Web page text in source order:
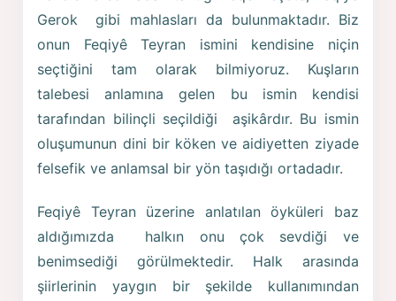
Gerok gibi mahlasları da bulunmaktadır. Biz
onun Feqiyê Teyran ismini kendisine niçin
seçtiğini tam olarak bilmiyoruz. Kuşların
talebesi anlamına gelen bu ismin kendisi
tarafından bilinçli seçildiği aşikârdır. Bu ismin
oluşumunun dini bir köken ve aidiyetten ziyade
felsefik ve anlamsal bir yön taşıdığı ortadadır.
Feqiyê Teyran üzerine anlatılan öyküleri baz
aldığımızda halkın onu çok sevdiği ve
benimsediği görülmektedir. Halk arasında
şiirlerinin yaygın bir şekilde kullanımından